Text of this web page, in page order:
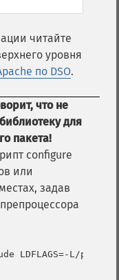
читайте
уровня
по DSO.
что не
для
пакета!
configure
или
задав